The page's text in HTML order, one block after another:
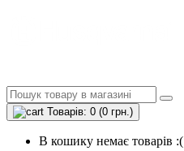
Товарів: 0 (0 грн.)
В кошику немає товарів :(